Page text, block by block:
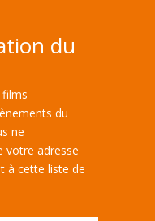
du
films
du
ne
votre adresse
à cette liste de